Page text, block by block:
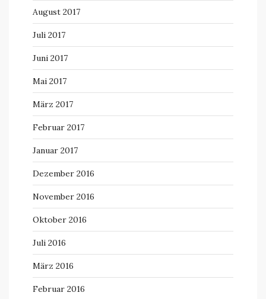
August 2017
Juli 2017
Juni 2017
Mai 2017
März 2017
Februar 2017
Januar 2017
Dezember 2016
November 2016
Oktober 2016
Juli 2016
März 2016
Februar 2016